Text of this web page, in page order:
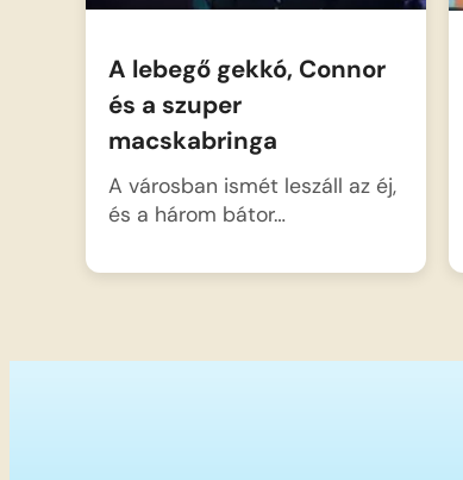
A lebegő gekkó, Connor
és a szuper
macskabringa
A városban ismét leszáll az éj,
és a három bátor…